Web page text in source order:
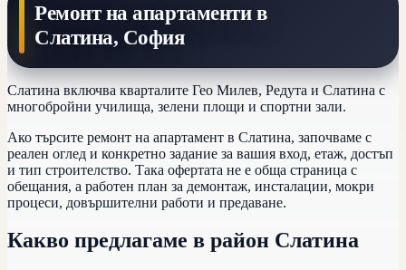
Ремонт на апартаменти в
Слатина, София
Слатина включва кварталите Гео Милев, Редута и Слатина с
многобройни училища, зелени площи и спортни зали.
Ако търсите ремонт на апартамент в Слатина, започваме с
реален оглед и конкретно задание за вашия вход, етаж, достъп
и тип строителство. Така офертата не е обща страница с
обещания, а работен план за демонтаж, инсталации, мокри
процеси, довършителни работи и предаване.
Какво предлагаме в район Слатина